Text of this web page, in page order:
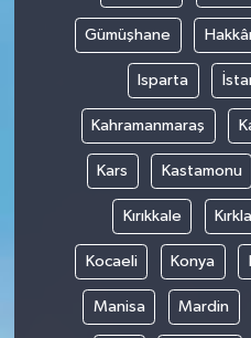
Gümüşhane
Isparta
Kahramanmaraş
Kars Kastamonu
Kırıkkale
Kocaeli Konya
Manisa Mardin